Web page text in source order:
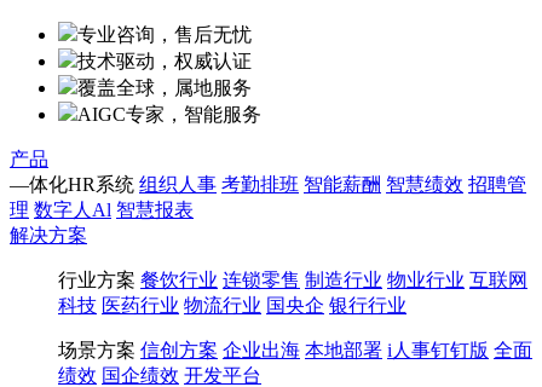
专业咨询，售后无忧
技术驱动，权威认证
覆盖全球，属地服务
AIGC专家，智能服务
产品
—体化HR系统 组织人事 考勤排班 智能薪酬 智慧绩效 招聘管
理 数字人Al 智慧报表
解决方案
行业方案 餐饮行业 连锁零售 制造行业 物业行业 互联网
科技 医药行业 物流行业 国央企 银行行业
场景方案 信创方案 企业出海 本地部署 i人事钉钉版 全面
绩效 国企绩效 开发平台